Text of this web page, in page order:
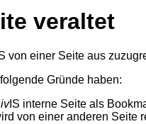
veraltet
von einer Seite aus
Gründe haben:
IS interne Seite als
von einer anderen Seite